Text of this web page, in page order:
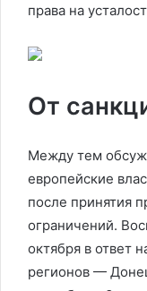
права на
От
Между тем
европейские
после принятия
ограничений.
октября в ответ
регионов —